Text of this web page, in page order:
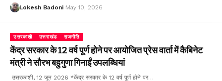
Lokesh Badoni May 10, 2026
उत्तरकाशी उत्तराखंड राजनीति
केंद्र सरकार के 12 वर्ष पूर्ण होने पर आयोजित प्रेस वार्ता में कैबिनेट
मंत्री ने सौरभ बहुगुणा गिनाईं उपलब्धियां
उत्तरकाशी, 12 जून 2026 *केंद्र सरकार के 12 वर्ष पूर्ण होने पर…